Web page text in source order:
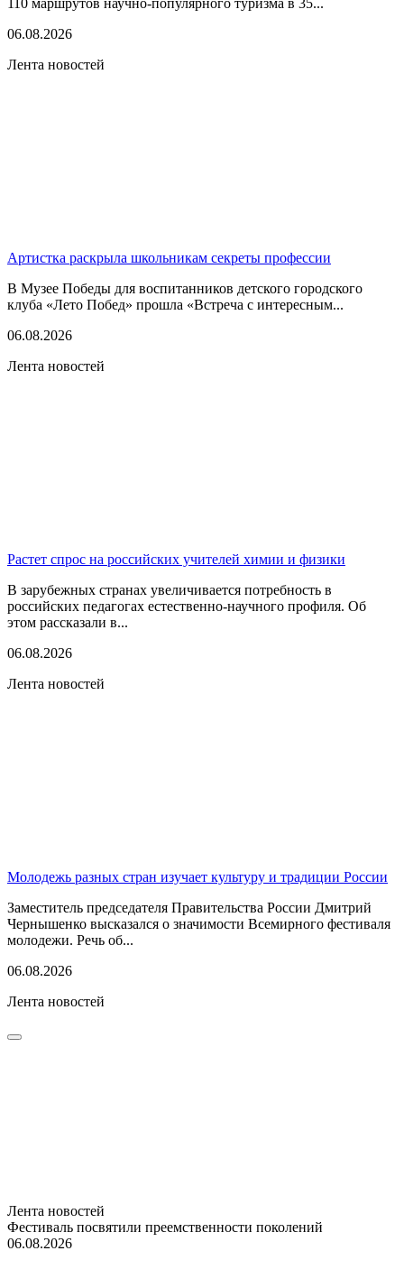
06.08.2026
Лента новостей
Артистка раскрыла школьникам секреты профессии
В Музее Победы для воспитанников детского городского
клуба «Лето Побед» прошла «Встреча с интересным...
06.08.2026
Лента новостей
Растет спрос на российских учителей химии и физики
В зарубежных странах увеличивается потребность в
российских педагогах естественно-научного профиля. Об
этом рассказали в...
06.08.2026
Лента новостей
Молодежь разных стран изучает культуру и традиции России
Заместитель председателя Правительства России Дмитрий
Чернышенко высказался о значимости Всемирного фестиваля
молодежи. Речь об...
06.08.2026
Лента новостей
Лента новостей
Фестиваль посвятили преемственности поколений
06.08.2026